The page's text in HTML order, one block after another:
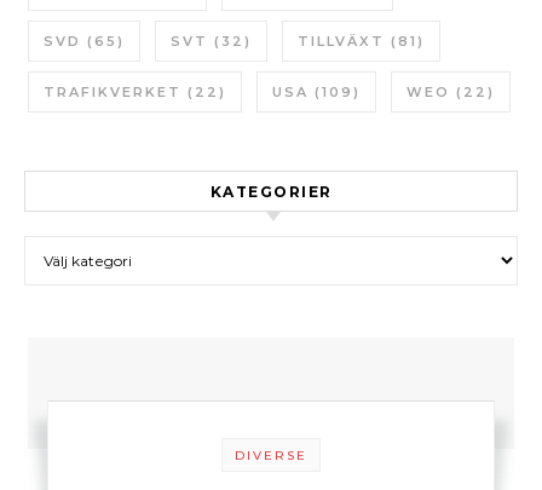
SVD (65) SVT (32) TILLVÄXT (81)
TRAFIKVERKET (22) USA (109) WEO (22)
KATEGORIER
DIVERSE